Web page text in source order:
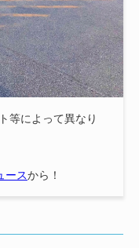
等によって異なり
ースから！